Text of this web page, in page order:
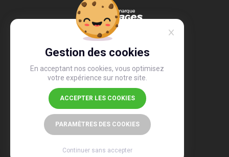
Gestion des cookies
En acceptant nos cookies, vous optimisez
votre expérience sur notre site.
ACCEPTER LES COOKIES
PARAMÈTRES DES COOKIES
Continuer sans accepter
4,4